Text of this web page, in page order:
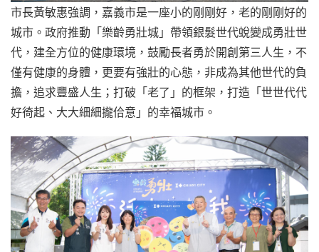
市長黃敏惠強調，嘉義市是一座小的剛剛好，老的剛剛好的
城市。政府推動「樂齡勇壯城」帶領銀髮世代蛻變成勇壯世
代，建全方位的健康環境，鼓勵長者勇於開創第三人生，不
僅有健康的身體，更要有強壯的心態，非成為其他世代的負
擔，追求豐盛人生；打破「老了」的框架，打造「世世代代
好徛起、大大細細攏佮意」的幸福城市。